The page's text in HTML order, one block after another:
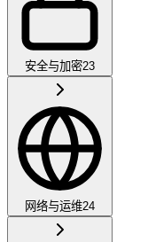
安全与加密23
网络与运维24